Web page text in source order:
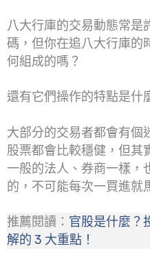
八大行庫的交易動態常是
碼，但你在追八大行庫的
何組成的嗎？
還有它們操作的特點是什
大部分的交易者都會有個
股票都會比較穩健，但其
一般的法人、券商一樣，
的，不可能每次一買進就
推薦閱讀： 官股是什麼？
解的 3 大重點！